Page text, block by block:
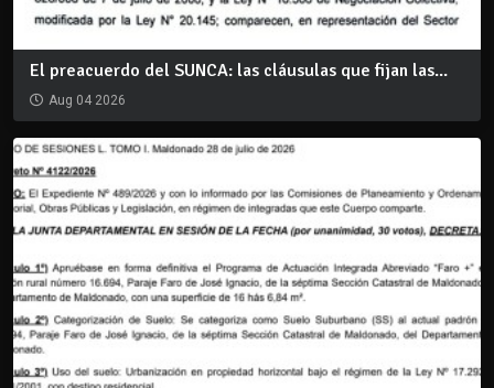
El preacuerdo del SUNCA: las cláusulas que fijan las...
Aug 04 2026